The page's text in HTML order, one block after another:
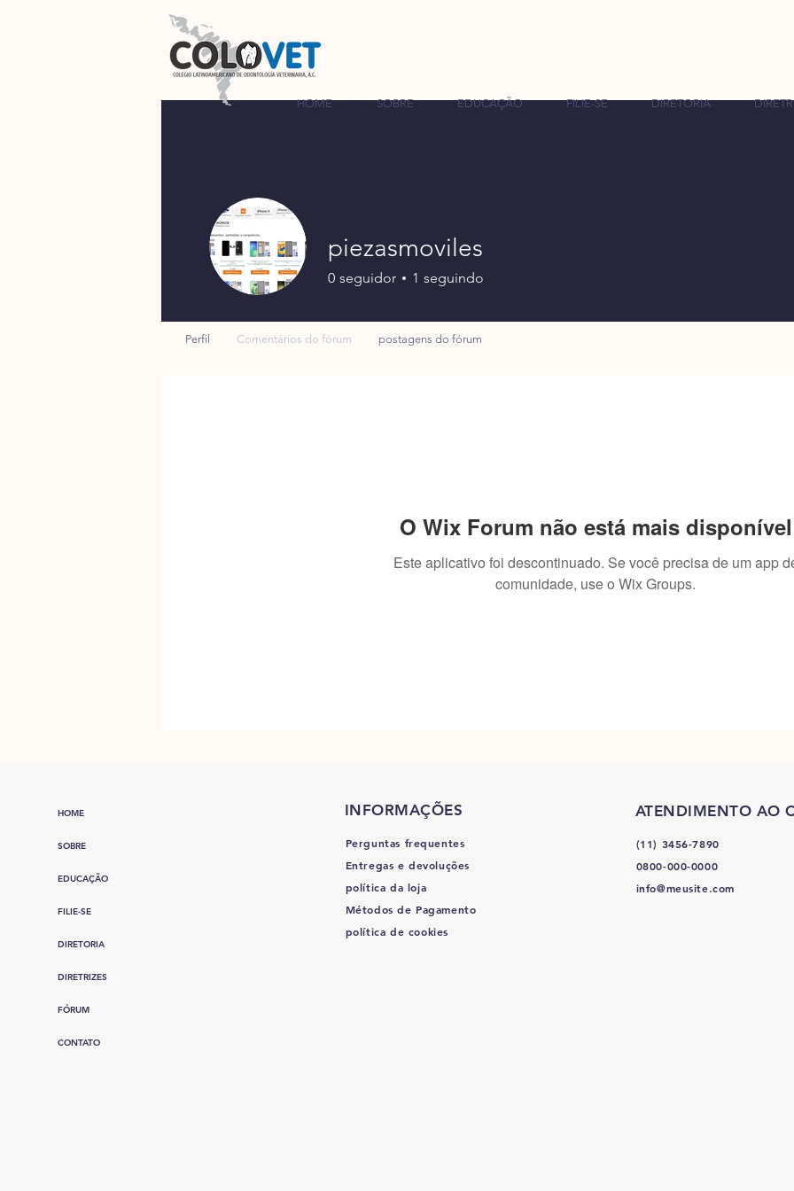
HOME SOBRE EDUCAÇÃO FILIE-SE DIRETORIA
O Wix Forum não está mais disponível
Este aplicativo foi descontinuado. Se você precisa de um app
comunidade, use o Wix Groups.
piezasmoviles
0 seguidor 1 seguindo
Perfil Comentários do fórum postagens do fórum
HOME
SOBRE
EDUCAÇÃO
FILIE-SE
DIRETORIA
DIRETRIZES
FÓRUM
CONTATO
INFORMAÇÕES
Perguntas frequentes
Entregas e devoluções
política da loja
Métodos de Pagamento
política de cookies
ATENDIMENTO AO
(11) 3456-7890
0800-000-0000
info@meusite.com